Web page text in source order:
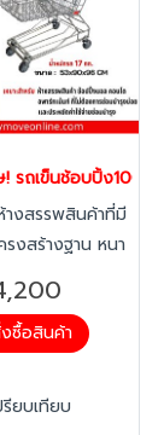
ลี่ยนเข็นเปลี่ยน
กงาน จากการจัด
น มีอะไหร่รถเข็น
เป็นสนิม,สามารถ
ะอาดง่าย ติดตั้ง
การสึกหรอของ
ร์, ลูกล้อเป็นยาง
ลและไม่แตกแบบ
ไป รุนมาตรฐาน
มุนทั้งหมด 4 ล้อ
แคบเลี้ยวทางโค้ง
มุนได้ 2 ตัวและ
อปปิ้ง รถเข็นวางต
รถเข็นช้อบปิ้ง100
างสรรพสินค้าที่มี
งสร้างฐาน หนา
ข็งแรง ไม่เหมือน
ไปที่เป็นฐานลวด
(หรือทรงวีหงาย)
ะแทกหมอนถนน/
ซื้อสินค้า
รียบเทียบ